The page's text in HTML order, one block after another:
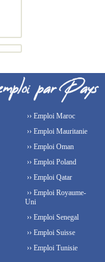
›› Emploi Maroc
›› Emploi Mauritanie
›› Emploi Oman
›› Emploi Poland
›› Emploi Qatar
›› Emploi Royaume-
Uni
›› Emploi Senegal
›› Emploi Suisse
›› Emploi Tunisie